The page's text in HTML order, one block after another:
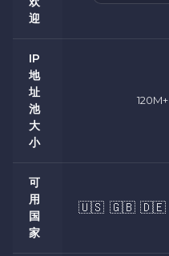
迎
IP
地
址
池
大
小
120M+
可
用
国
家
🇺🇸 🇬🇧 🇩🇪